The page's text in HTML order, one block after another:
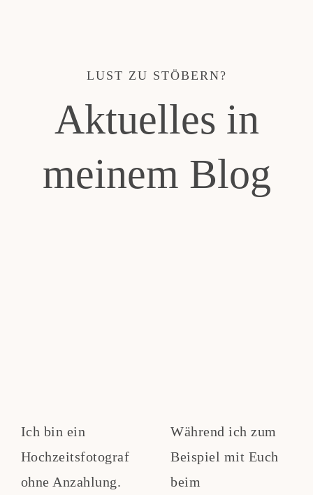
LUST ZU STÖBERN?
Aktuelles in
meinem Blog
Ich bin ein
Hochzeitsfotograf
ohne Anzahlung.
Während ich zum
Beispiel mit Euch
beim